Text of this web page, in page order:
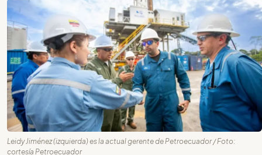
Leidy Jiménez (izquierda) es la actual gerente de Petroecuador / Foto:
cortesía Petroecuador